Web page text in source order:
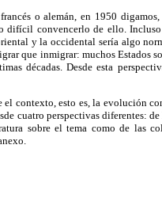
o alemán, en 1950
difícil convencerlo de ello.
y la occidental sería algo
que inmigrar: muchos Estados
décadas. Desde esta
contexto, esto es, la evolución
cuatro perspectivas diferentes: de
sobre el tema como de las